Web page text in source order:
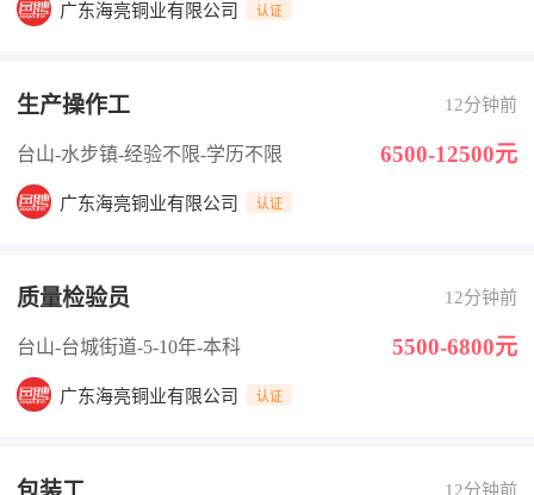
广东海亮铜业有限公司 认证
生产操作工 12分钟前
台山-水步镇-经验不限-学历不限 6500-12500元
广东海亮铜业有限公司 认证
质量检验员 12分钟前
台山-台城街道-5-10年-本科 5500-6800元
广东海亮铜业有限公司 认证
12分钟前